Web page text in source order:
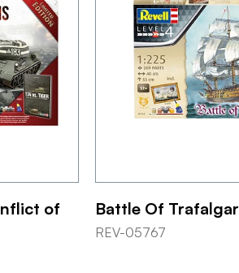
of Battle Of Trafalgar
REV-05767